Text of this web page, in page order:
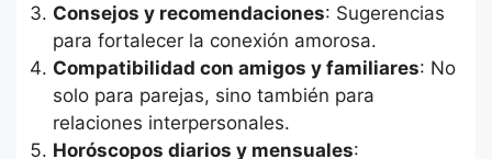
Consejos y recomendaciones: Sugerencias
para fortalecer la conexión amorosa.
Compatibilidad con amigos y familiares: No
solo para parejas, sino también para
relaciones interpersonales.
Horóscopos diarios y mensuales: